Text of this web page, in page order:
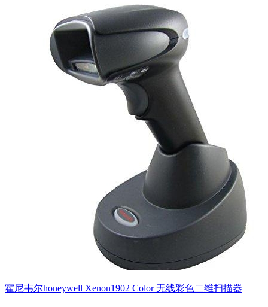
霍尼韦尔honeywell Xenon1902 Color 无线彩色二维扫描器